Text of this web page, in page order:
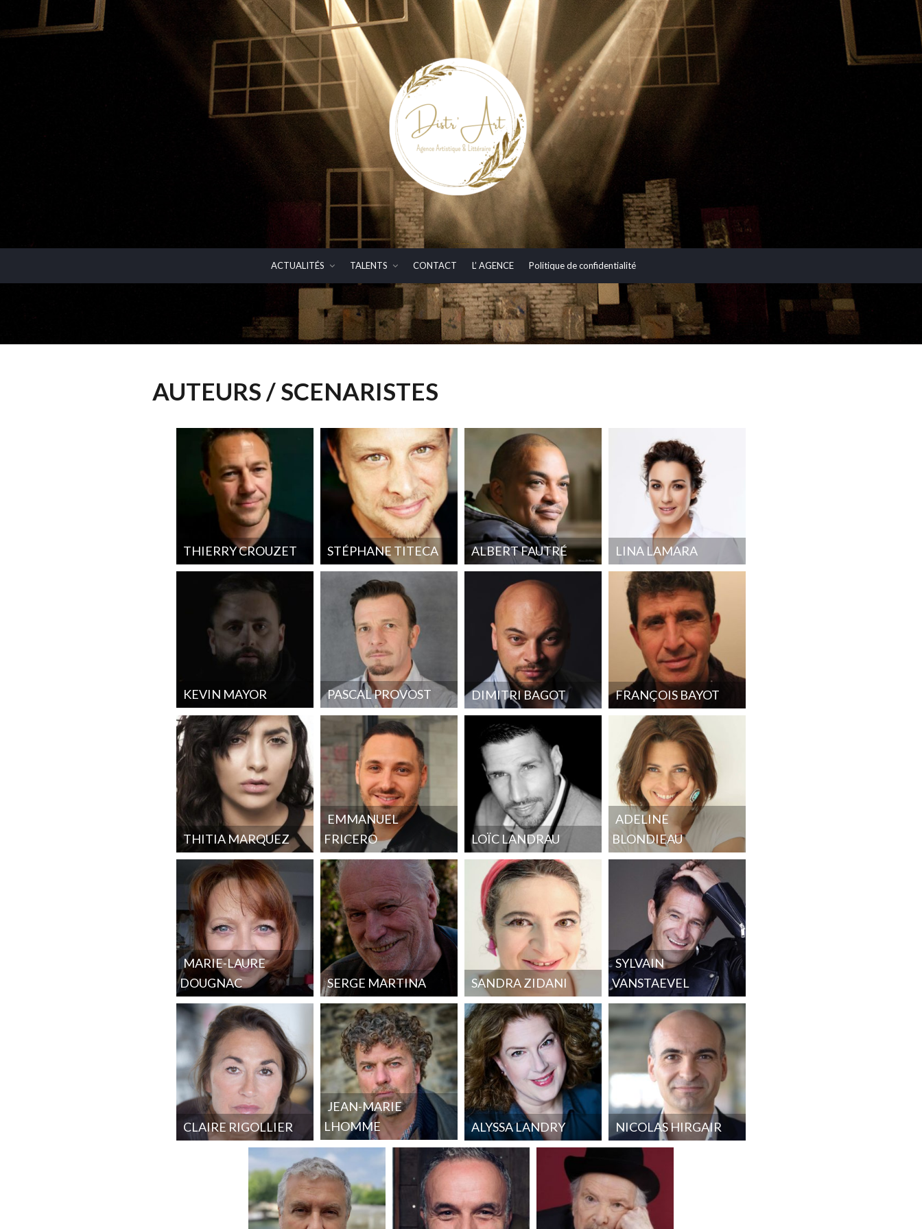
ACTUALITÉS TALENTS CONTACT L’ AGENCE Politique de confidentialité
AUTEURS / SCENARISTES
THIERRY CROUZET STÉPHANE TITECA ALBERT FAUTRÉ LINA LAMARA
KEVIN MAYOR PASCAL PROVOST DIMITRI BAGOT FRANÇOIS BAYOT
THITIA MARQUEZ
EMMANUEL
FRICERO
LOÏC LANDRAU
ADELINE
BLONDIEAU
MARIE-LAURE
DOUGNAC
SERGE MARTINA SANDRA ZIDANI
SYLVAIN
VANSTAEVEL
CLAIRE RIGOLLIER
JEAN-MARIE
LHOMME
ALYSSA LANDRY NICOLAS HIRGAIR